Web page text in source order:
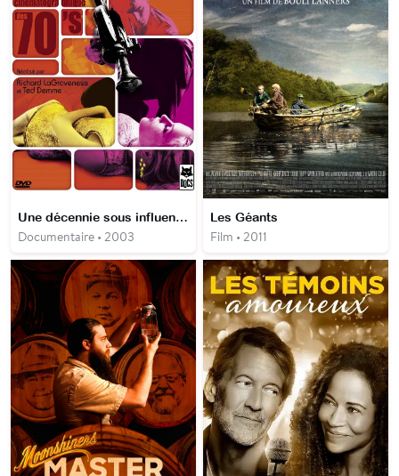
Une décennie sous influence
Documentaire • 2003
Les Géants
Film • 2011